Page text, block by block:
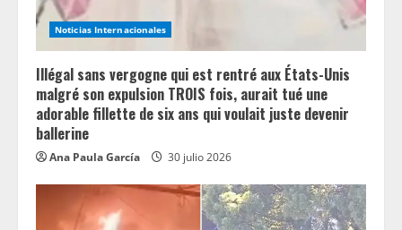
Noticias Internacionales
Illégal sans vergogne qui est rentré aux États-Unis
malgré son expulsion TROIS fois, aurait tué une
adorable fillette de six ans qui voulait juste devenir
ballerine
Ana Paula García 30 julio 2026